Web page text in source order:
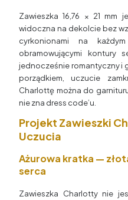
Zawieszka 16,76 × 21 mm
widoczna na dekolcie bez
cyrkonionami na
obramowującymi kontury
jednocześnie romantyczny i
porządkiem, uczucie
Charlottę można do
nie zna dress code’u.
Projekt Zawieszki
Uczucia
Ażurowa kratka —
serca
Zawieszka Charlotty nie